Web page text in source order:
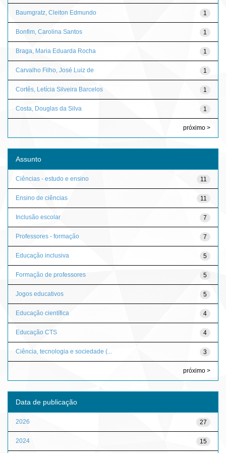
1
Baumgratz, Cleiton Edmundo
1
Bonfim, Carolina Santos
1
Braga, Maria Eduarda Rocha
1
Carvalho Filho, José Luiz de
1
Cortês, Letícia Silveira Barcelos
1
Costa, Douglas da Silva
próximo >
Assunto
11
Ciências - estudo e ensino
11
Ensino de ciências
7
Inclusão escolar
7
Professores - formação
5
Educação inclusiva
5
Formação de professores
5
Jogos educativos
4
Educação científica
4
Educação CTS
3
Ciência, tecnologia e sociedade (...
próximo >
Data de publicação
27
2026
15
2024